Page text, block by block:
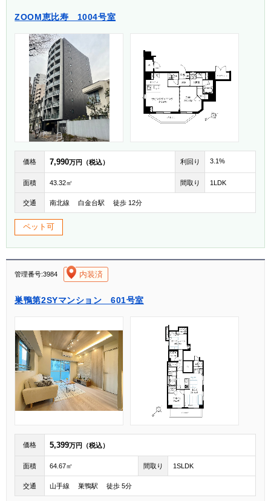
ZOOM恵比寿 1004号室
価格 7,990万円（税込） 利回り 3.1%
面積 43.32㎡ 間取り 1LDK
交通 南北線 白金台駅 徒歩 12分
ペット可
管理番号:3984 内装済
巣鴨第2SYマンション 601号室
価格 5,399万円（税込）
面積 64.67㎡ 間取り 1SLDK
交通 山手線 巣鴨駅 徒歩 5分
[004]